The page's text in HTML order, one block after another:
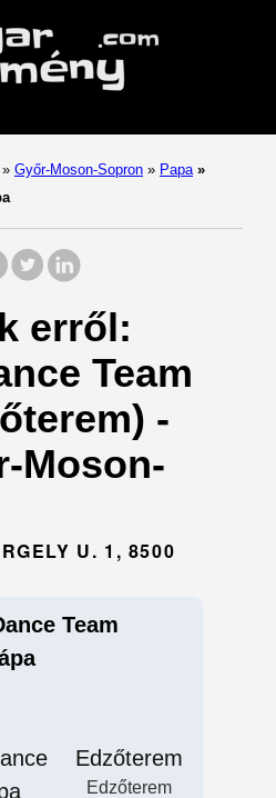
» Győr-Moson-Sopron » Papa »
erről:
Team
-
Moson-
U. 1, 8500
Team
Edzőterem
Edzőterem